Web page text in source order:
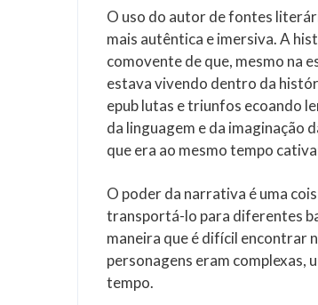
O uso do autor de fontes
mais autêntica e imersiva. A
comovente de que, mesmo na
estava vivendo dentro da
epub lutas e triunfos ecoando
da linguagem e da imaginação
que era ao mesmo tempo
O poder da narrativa é uma
transportá-lo para diferentes
maneira que é difícil encontrar
personagens eram complexas,
tempo.